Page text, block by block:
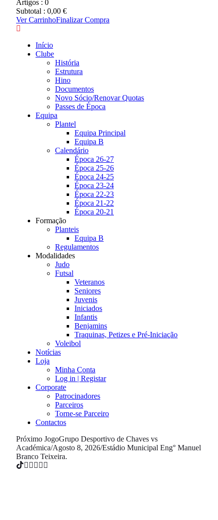
Artigos : 0
Subtotal : 0,00 €
Ver CarrinhoFinalizar Compra
Início
Clube
História
Estrutura
Hino
Documentos
Novo Sócio/Renovar Quotas
Passes de Época
Equipa
Plantel
Equipa Principal
Equipa B
Calendário
Época 26-27
Época 25-26
Época 24-25
Época 23-24
Época 22-23
Época 21-22
Época 20-21
Formação
Planteis
Equipa B
Regulamentos
Modalidades
Judo
Futsal
Veteranos
Seniores
Juvenis
Iniciados
Infantis
Benjamins
Traquinas, Petizes e Pré-Iniciação
Voleibol
Notícias
Loja
Minha Conta
Log in | Registar
Corporate
Patrocinadores
Parceiros
Torne-se Parceiro
Contactos
Próximo JogoGrupo Desportivo de Chaves vs
Académica/Agosto 8, 2026/Estádio Municipal Eng° Manuel
Branco Teixeira.